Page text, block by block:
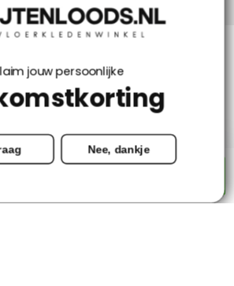
jouw persoonlijke
Nee, dankje